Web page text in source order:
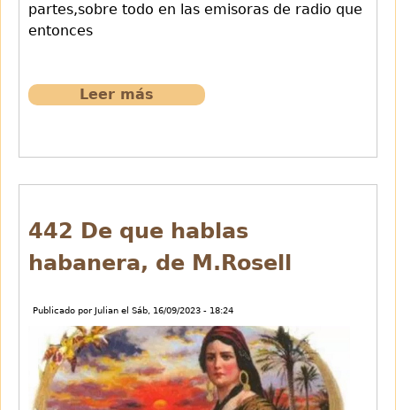
partes,sobre todo en las emisoras de radio que
entonces
Leer más
que
442 De que hablas
habanera, de M.Rosell
Publicado por Julian el Sáb, 16/09/2023 - 18:24